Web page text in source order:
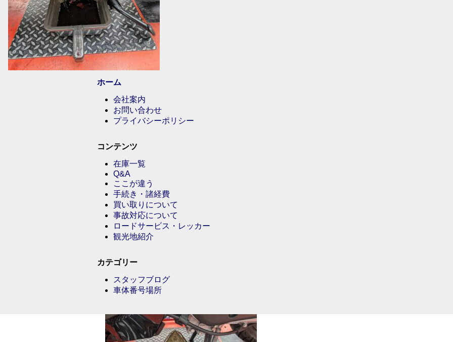
ホーム
会社案内
お問い合わせ
プライバシーポリシー
コンテンツ
在庫一覧
Q&A
ここが違う
手続き・諸経費
買い取りについて
事故対応について
ロードサービス・レッカー
観光地紹介
カテゴリー
スタッフブログ
車体番号場所